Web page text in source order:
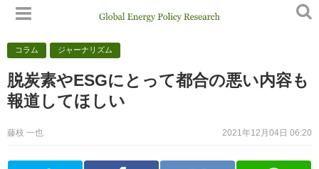
コラム ジャーナリズム
脱炭素やESGにとって都合の悪い内容も
報道してほしい
2021年12月04日 06:20
藤枝 一也